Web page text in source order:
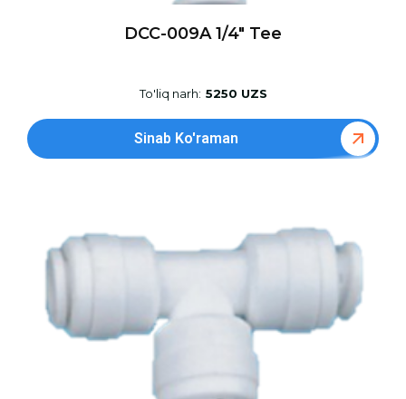
DCC-009A 1/4″ Tee
To'liq narh: 5250 UZS
Sinab Ko'raman